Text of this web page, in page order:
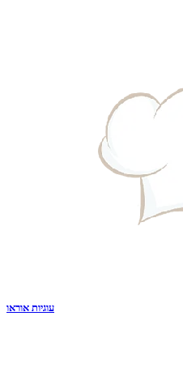
עוגיות אוראו